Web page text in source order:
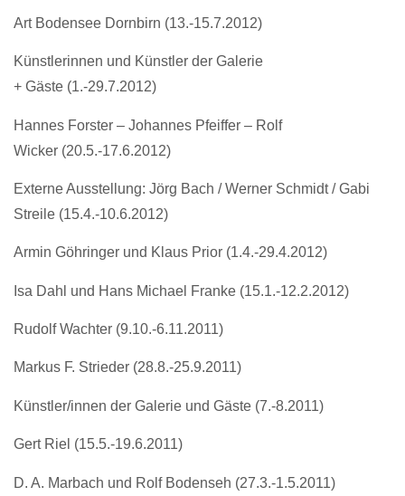
Art Bodensee Dornbirn (13.-15.7.2012)
Künstlerinnen und Künstler der Galerie
+ Gäste (1.-29.7.2012)
Hannes Forster – Johannes Pfeiffer – Rolf
Wicker (20.5.-17.6.2012)
Externe Ausstellung: Jörg Bach / Werner Schmidt / Gabi
Streile (15.4.-10.6.2012)
Armin Göhringer und Klaus Prior (1.4.-29.4.2012)
Isa Dahl und Hans Michael Franke (15.1.-12.2.2012)
Rudolf Wachter (9.10.-6.11.2011)
Markus F. Strieder (28.8.-25.9.2011)
Künstler/innen der Galerie und Gäste (7.-8.2011)
Gert Riel (15.5.-19.6.2011)
D. A. Marbach und Rolf Bodenseh (27.3.-1.5.2011)